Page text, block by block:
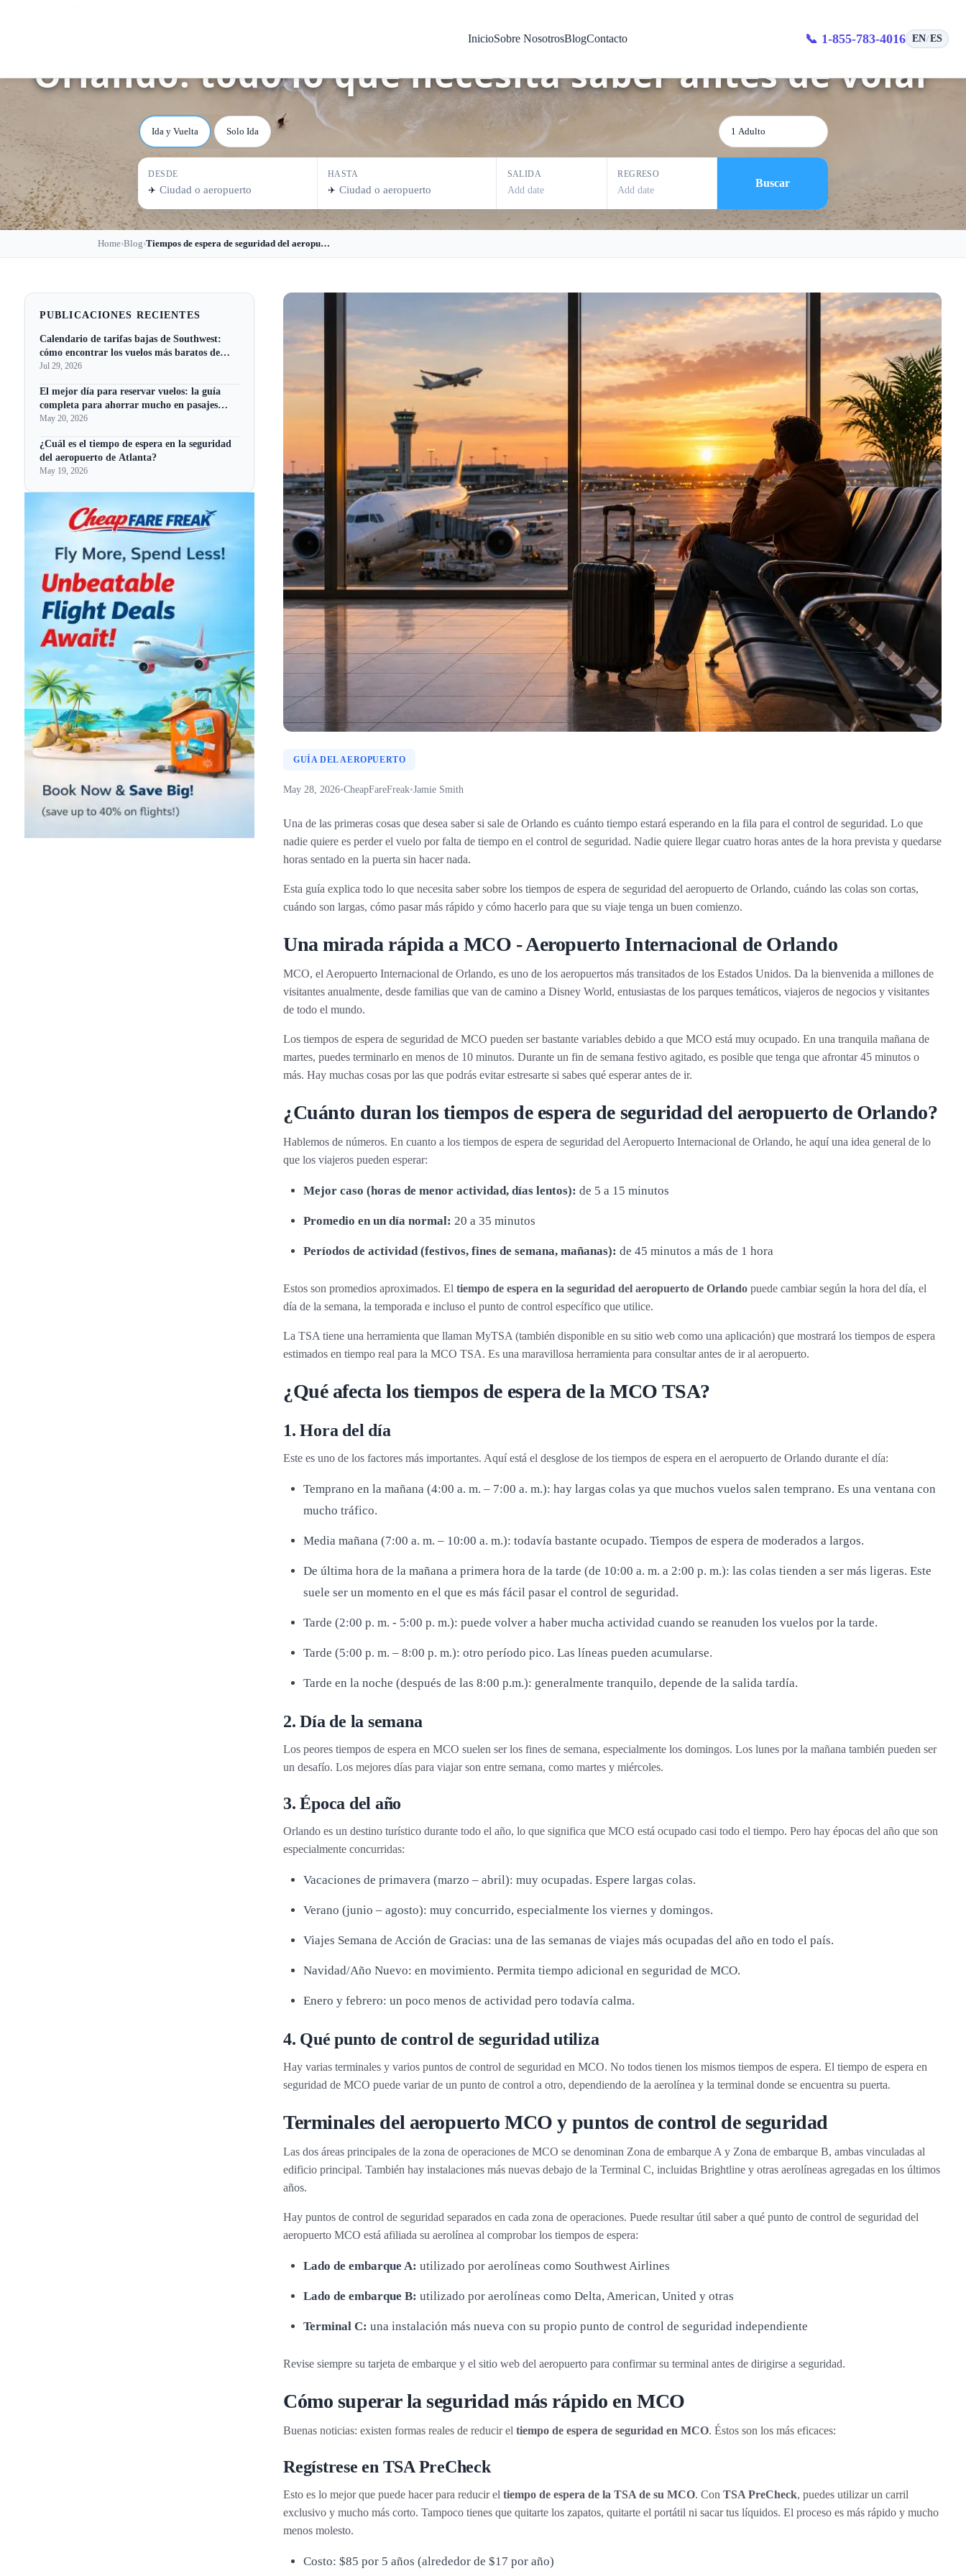
InicioSobre NosotrosBlogContacto 📞 1-855-783-4016 EN/ES
Tiempos de espera de seguridad del aeropuerto de
Orlando: todo lo que necesita saber antes de volar
Ida y Vuelta Solo Ida 1 Adulto
DESDE
✈️
HASTA
✈️
SALIDA
Add date
REGRESO
Add date
Buscar
Home›Blog› Tiempos de espera de seguridad del aeropuerto de Orlando: todo lo que necesita saber antes de volar
PUBLICACIONES RECIENTES
Calendario de tarifas bajas de Southwest:
cómo encontrar los vuelos más baratos de
Southwest en 2026
Jul 29, 2026
El mejor día para reservar vuelos: la guía
completa para ahorrar mucho en pasajes
aéreos
May 20, 2026
¿Cuál es el tiempo de espera en la seguridad
del aeropuerto de Atlanta?
May 19, 2026
GUÍA DEL AEROPUERTO
May 28, 2026•CheapFareFreak•Jamie Smith
Una de las primeras cosas que desea saber si sale de Orlando es cuánto tiempo estará esperando en la fila para el control de seguridad. Lo que
nadie quiere es perder el vuelo por falta de tiempo en el control de seguridad. Nadie quiere llegar cuatro horas antes de la hora prevista y quedarse
horas sentado en la puerta sin hacer nada.
Esta guía explica todo lo que necesita saber sobre los tiempos de espera de seguridad del aeropuerto de Orlando, cuándo las colas son cortas,
cuándo son largas, cómo pasar más rápido y cómo hacerlo para que su viaje tenga un buen comienzo.
Una mirada rápida a MCO - Aeropuerto Internacional de Orlando
MCO, el Aeropuerto Internacional de Orlando, es uno de los aeropuertos más transitados de los Estados Unidos. Da la bienvenida a millones de
visitantes anualmente, desde familias que van de camino a Disney World, entusiastas de los parques temáticos, viajeros de negocios y visitantes
de todo el mundo.
Los tiempos de espera de seguridad de MCO pueden ser bastante variables debido a que MCO está muy ocupado. En una tranquila mañana de
martes, puedes terminarlo en menos de 10 minutos. Durante un fin de semana festivo agitado, es posible que tenga que afrontar 45 minutos o
más. Hay muchas cosas por las que podrás evitar estresarte si sabes qué esperar antes de ir.
¿Cuánto duran los tiempos de espera de seguridad del aeropuerto de Orlando?
Hablemos de números. En cuanto a los tiempos de espera de seguridad del Aeropuerto Internacional de Orlando, he aquí una idea general de lo
que los viajeros pueden esperar:
Mejor caso (horas de menor actividad, días lentos): de 5 a 15 minutos
Promedio en un día normal: 20 a 35 minutos
Períodos de actividad (festivos, fines de semana, mañanas): de 45 minutos a más de 1 hora
Estos son promedios aproximados. El tiempo de espera en la seguridad del aeropuerto de Orlando puede cambiar según la hora del día, el
día de la semana, la temporada e incluso el punto de control específico que utilice.
La TSA tiene una herramienta que llaman MyTSA (también disponible en su sitio web como una aplicación) que mostrará los tiempos de espera
estimados en tiempo real para la MCO TSA. Es una maravillosa herramienta para consultar antes de ir al aeropuerto.
¿Qué afecta los tiempos de espera de la MCO TSA?
1. Hora del día
Este es uno de los factores más importantes. Aquí está el desglose de los tiempos de espera en el aeropuerto de Orlando durante el día:
Temprano en la mañana (4:00 a. m. – 7:00 a. m.): hay largas colas ya que muchos vuelos salen temprano. Es una ventana con
mucho tráfico.
Media mañana (7:00 a. m. – 10:00 a. m.): todavía bastante ocupado. Tiempos de espera de moderados a largos.
De última hora de la mañana a primera hora de la tarde (de 10:00 a. m. a 2:00 p. m.): las colas tienden a ser más ligeras. Este
suele ser un momento en el que es más fácil pasar el control de seguridad.
Tarde (2:00 p. m. - 5:00 p. m.): puede volver a haber mucha actividad cuando se reanuden los vuelos por la tarde.
Tarde (5:00 p. m. – 8:00 p. m.): otro período pico. Las líneas pueden acumularse.
Tarde en la noche (después de las 8:00 p.m.): generalmente tranquilo, depende de la salida tardía.
2. Día de la semana
Los peores tiempos de espera en MCO suelen ser los fines de semana, especialmente los domingos. Los lunes por la mañana también pueden ser
un desafío. Los mejores días para viajar son entre semana, como martes y miércoles.
3. Época del año
Orlando es un destino turístico durante todo el año, lo que significa que MCO está ocupado casi todo el tiempo. Pero hay épocas del año que son
especialmente concurridas:
Vacaciones de primavera (marzo – abril): muy ocupadas. Espere largas colas.
Verano (junio – agosto): muy concurrido, especialmente los viernes y domingos.
Viajes Semana de Acción de Gracias: una de las semanas de viajes más ocupadas del año en todo el país.
Navidad/Año Nuevo: en movimiento. Permita tiempo adicional en seguridad de MCO.
Enero y febrero: un poco menos de actividad pero todavía calma.
4. Qué punto de control de seguridad utiliza
Hay varias terminales y varios puntos de control de seguridad en MCO. No todos tienen los mismos tiempos de espera. El tiempo de espera en
seguridad de MCO puede variar de un punto de control a otro, dependiendo de la aerolínea y la terminal donde se encuentra su puerta.
Terminales del aeropuerto MCO y puntos de control de seguridad
Las dos áreas principales de la zona de operaciones de MCO se denominan Zona de embarque A y Zona de embarque B, ambas vinculadas al
edificio principal. También hay instalaciones más nuevas debajo de la Terminal C, incluidas Brightline y otras aerolíneas agregadas en los últimos
años.
Hay puntos de control de seguridad separados en cada zona de operaciones. Puede resultar útil saber a qué punto de control de seguridad del
aeropuerto MCO está afiliada su aerolínea al comprobar los tiempos de espera:
Lado de embarque A: utilizado por aerolíneas como Southwest Airlines
Lado de embarque B: utilizado por aerolíneas como Delta, American, United y otras
Terminal C: una instalación más nueva con su propio punto de control de seguridad independiente
Revise siempre su tarjeta de embarque y el sitio web del aeropuerto para confirmar su terminal antes de dirigirse a seguridad.
Cómo superar la seguridad más rápido en MCO
Buenas noticias: existen formas reales de reducir el tiempo de espera de seguridad en MCO. Éstos son los más eficaces:
Regístrese en TSA PreCheck
Esto es lo mejor que puede hacer para reducir el tiempo de espera de la TSA de su MCO. Con TSA PreCheck, puedes utilizar un carril
exclusivo y mucho más corto. Tampoco tienes que quitarte los zapatos, quitarte el portátil ni sacar tus líquidos. El proceso es más rápido y mucho
menos molesto.
Costo: $85 por 5 años (alrededor de $17 por año)